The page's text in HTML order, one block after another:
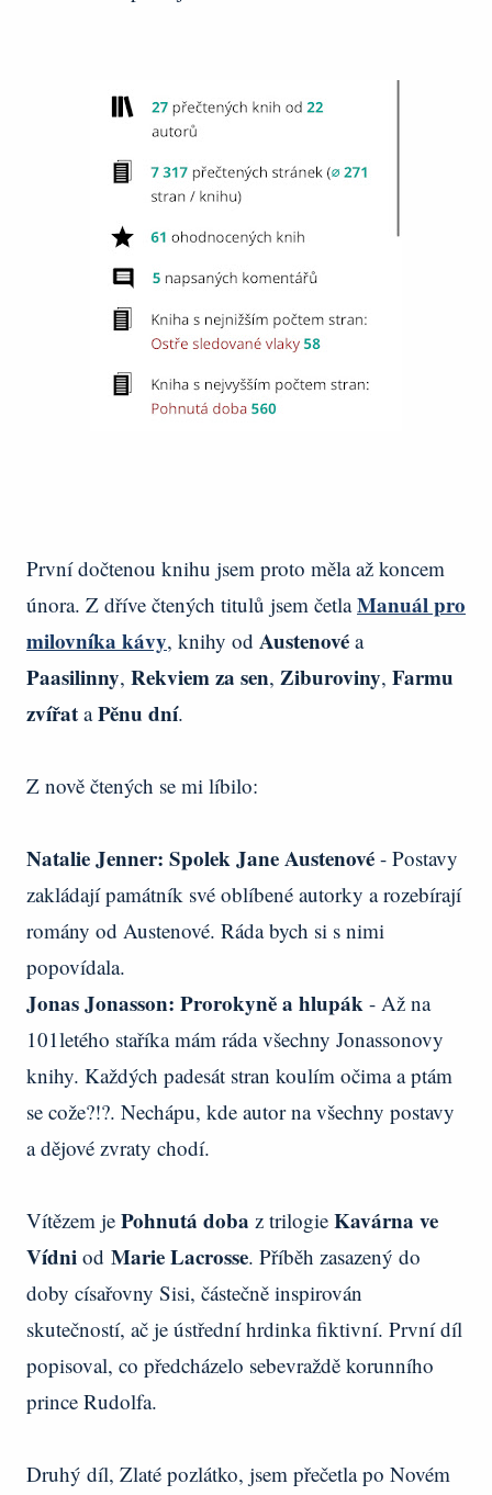
První dočtenou knihu jsem proto měla až koncem
února. Z dříve čtených titulů jsem četlaManuál pro
milovníka kávy, knihy od Austenové a
Paasilinny, Rekviem za sen, Ziburoviny, Farmu
zvířat aPěnu dní.
Z nově čtených se mi líbilo:
Natalie Jenner: Spolek Jane Austenové - Postavy
zakládají památník své oblíbené autorky a rozebírají
romány od Austenové. Ráda bych si s nimi
popovídala.
Jonas Jonasson: Prorokyně a hlupák - Až na
101letého staříka mám ráda všechny Jonassonovy
knihy. Každých padesát stran koulím očima a ptám
se cože?!?. Nechápu, kde autor na všechny postavy
a dějové zvraty chodí.
Vítězem je Pohnutá doba z trilogie Kavárna ve
Vídni od Marie Lacrosse. Příběh zasazený do
doby císařovny Sisi, částečně inspirován
skutečností, ač je ústřední hrdinka fiktivní. První díl
popisoval, co předcházelo sebevraždě korunního
prince Rudolfa.
Druhý díl, Zlaté pozlátko, jsem přečetla po Novém